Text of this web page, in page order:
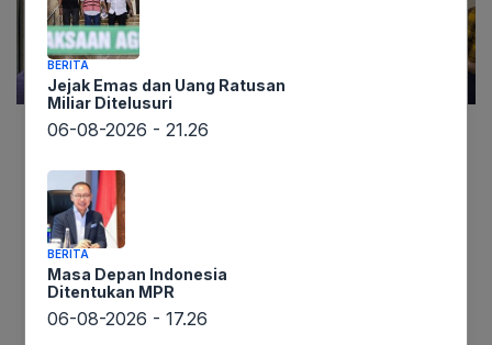
menyebutkan bahwa DPR berencana merevisi
Program Legislasi Nasional (Prolegnas) 2025-
2026 untuk memasukkan Rancangan Undang-
Undang (RUU) Perampasan Aset. Wakil Ketua
Badan Legislasi (Baleg) DPR RI, Ahmad Doli
Kurnia, menyatakan kesiapan DPR untuk
BERITA
Jejak Emas dan Uang Ratusan
Miliar Ditelusuri
06-08-2026 - 21.26
BERITA
Masa Depan Indonesia
Ditentukan MPR
06-08-2026 - 17.26